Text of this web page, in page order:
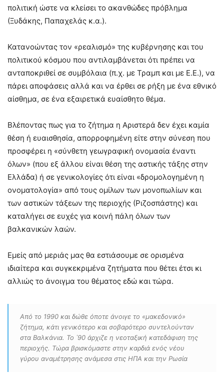
πολιτική ώστε να κλείσει το ακανθώδες πρόβλημα
(Ξυδάκης, Παπαχελάς κ.α.).
Κατανοώντας τον «ρεαλισμό» της κυβέρνησης και του
πολιτικού κόσμου που αντιλαμβάνεται ότι πρέπει να
ανταποκριθεί σε συμβόλαια (π.χ. με Τραμπ και με Ε.Ε.), να
πάρει αποφάσεις αλλά και να έρθει σε ρήξη με ένα εθνικό
αίσθημα, σε ένα εξαιρετικά ευαίσθητο θέμα.
Βλέποντας πως για το ζήτημα η Αριστερά δεν έχει καμία
θέση ή ευαισθησία, απορροφημένη είτε στην σύνεση που
προσφέρει η «σύνθετη γεωγραφική ονομασία έναντι
όλων» (που εξ άλλου είναι θέση της αστικής τάξης στην
Ελλάδα) ή σε γενικολογίες ότι είναι «δρομολογημένη η
ονοματολογία» από τους ομίλων των μονοπωλίων και
των αστικών τάξεων της περιοχής (Ριζοσπάστης) και
καταλήγει σε ευχές για κοινή πάλη όλων των
βαλκανικών λαών.
Εμείς από μεριάς μας θα εστιάσουμε σε ορισμένα
ιδιαίτερα και συγκεκριμένα ζητήματα που θέτει έτσι κι
αλλιώς το άνοιγμα του θέματος εδώ και τώρα.
Από το 1990 και δώθε όποτε άνοιγε το «μακεδονικό»
ζήτημα, κάτι γενικότερο και σοβαρότερο συντελούνταν
στα Βαλκάνια. Το ΄90 άρχιζε η νεοταξική κατεδάφιση της
περιοχής. Τώρα βρισκόμαστε στην καρδιά ενός νέου
γύρου αναμέτρησης ανάμεσα στις ΗΠΑ και την Ρωσία